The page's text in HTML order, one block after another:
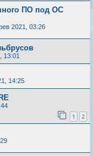
ПО под ОС
2021, 03:26
13:01
14:25
1 2